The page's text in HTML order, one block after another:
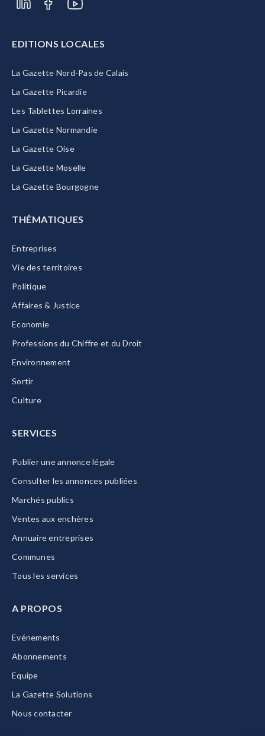
EDITIONS LOCALES
La Gazette Nord-Pas de Calais
La Gazette Picardie
Les Tablettes Lorraines
La Gazette Normandie
La Gazette Oise
La Gazette Moselle
La Gazette Bourgogne
THÉMATIQUES
Entreprises
Vie des territoires
Politique
Affaires & Justice
Economie
Professions du Chiffre et du Droit
Environnement
Sortir
Culture
SERVICES
Publier une annonce légale
Consulter les annonces publiées
Marchés publics
Ventes aux enchères
Annuaire entreprises
Communes
Tous les services
A PROPOS
Evénements
Abonnements
Equipe
La Gazette Solutions
Nous contacter